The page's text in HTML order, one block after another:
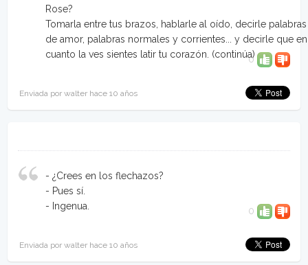
Rose?
Tomarla entre tus brazos, hablarle al oído, decirle palabras
de amor, palabras normales y corrientes... y decirle que en
cuanto la ves sientes latir tu corazón. (continúa)
0
Enviada por walter hace 10 años
- ¿Crees en los flechazos?
- Pues sí.
- Ingenua.
0
Enviada por walter hace 10 años